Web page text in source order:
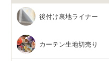
後付け裏地ライナー
カーテン生地切売り